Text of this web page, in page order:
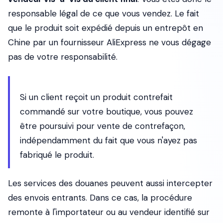
responsable légal de ce que vous vendez. Le fait
que le produit soit expédié depuis un entrepôt en
Chine par un fournisseur AliExpress ne vous dégage
pas de votre responsabilité.
Si un client reçoit un produit contrefait
commandé sur votre boutique, vous pouvez
être poursuivi pour vente de contrefaçon,
indépendamment du fait que vous n'ayez pas
fabriqué le produit.
Les services des douanes peuvent aussi intercepter
des envois entrants. Dans ce cas, la procédure
remonte à l'importateur ou au vendeur identifié sur